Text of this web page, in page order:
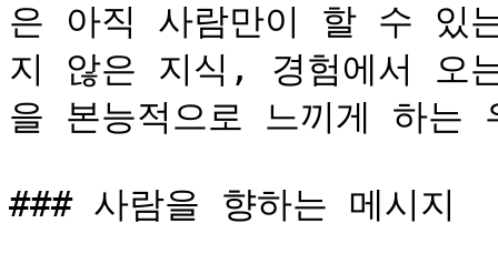
은 아직 사람만이 할 수 있
지 않은 지식, 경험에서 오
을 본능적으로 느끼게 하는
### 사람을 향하는 메시지